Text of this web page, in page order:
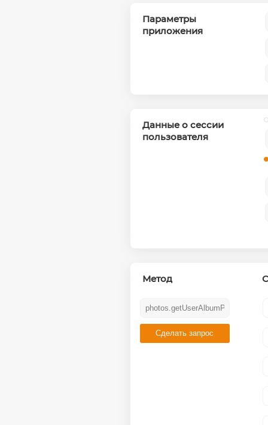
Параметры
приложения
Данные о сессии
пользователя
Метод
Сделать запрос